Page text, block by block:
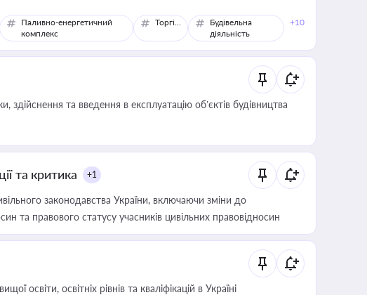
Паливно-енергетичний
комплекс
Торгівля
Будівельна
діяльність
+10
та введення в експлуатацію об’єктів будівництва
та критика +1
законодавства України, включаючи зміни до
та правового статусу учасників цивільних правовідносин
освіти, освітніх рівнів та кваліфікацій в Україні